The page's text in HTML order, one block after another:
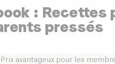
: Recettes
pressés
avantageux pour les